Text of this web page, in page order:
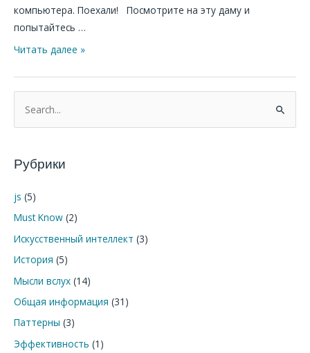
компьютера. Поехали! Посмотрите на эту даму и
попытайтесь …
Читать далее »
о
с
:
Рубрики
js (5)
Must Know (2)
Искусственный интеллект (3)
История (5)
Мысли вслух (14)
Общая информация (31)
Паттерны (3)
Эффективность (1)